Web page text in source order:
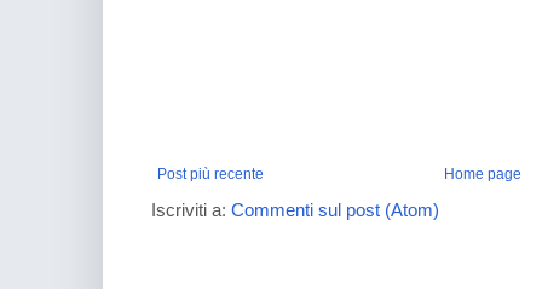
Post più recente Home page
Iscriviti a: Commenti sul post (Atom)